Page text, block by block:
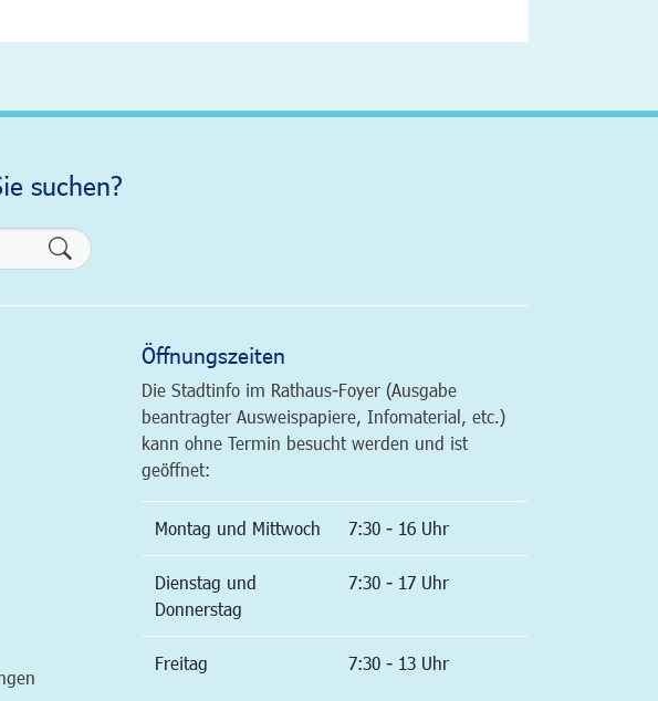
suchen?
Formularschaltfläche
Öffnungszeiten
Die Stadtinfo im Rathaus-Foyer (Ausgabe
beantragter Ausweispapiere, Infomaterial, etc.)
kann ohne Termin besucht werden und ist
geöffnet:
Montag und Mittwoch 7:30 - 16 Uhr
Dienstag und
Donnerstag
7:30 - 17 Uhr
Freitag 7:30 - 13 Uhr